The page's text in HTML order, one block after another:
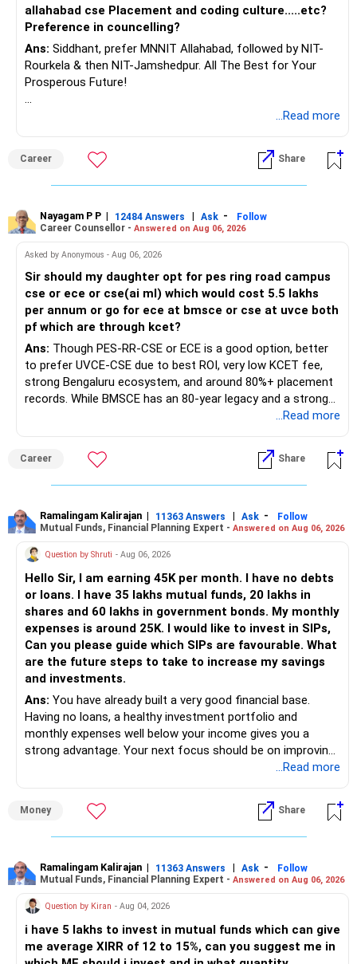
allahabad cse Placement and coding culture.....etc?
Preference in councelling?
Ans: Siddhant, prefer MNNIT Allahabad, followed by NIT-
Rourkela & then NIT-Jamshedpur. All The Best for Your
Prosperous Future!
Follow RediffGURUS to Know More on 'Careers | Money |
...Read more
Career Share
Nayagam P P | 12484 Answers | Ask -
Follow
Career Counsellor - Answered on Aug 06, 2026
Asked by Anonymous - Aug 06, 2026
Sir should my daughter opt for pes ring road campus
cse or ece or cse(ai ml) which would cost 5.5 lakhs
per annum or go for ece at bmsce or cse at uvce both
pf which are through kcet?
Ans: Though PES-RR-CSE or ECE is a good option, better
to prefer UVCE-CSE due to best ROI, very low KCET fee,
strong Bengaluru ecosystem, and around 80%+ placement
records. While BMSCE has an 80-year legacy and a strong
alumni network, you should carefully weigh the ECE branch
numbers may impact the individual attention and
placement opportunities compared to previous years,
making it a potentially lower priority on your list. All The
Follow RediffGURUS to Know More on 'Careers | Money |
Health | Relationships'.
...Read more
Career Share
Ramalingam Kalirajan | 11363 Answers | Ask -
Follow
Mutual Funds, Financial Planning Expert - Answered on Aug 06, 2026
Question by Shruti - Aug 06, 2026
Hello Sir, I am earning 45K per month. I have no debts
or loans. I have 35 lakhs mutual funds, 20 lakhs in
shares and 60 lakhs in government bonds. My monthly
expenses is around 25K. I would like to invest in SIPs,
Can you please guide which SIPs are favourable. What
are the future steps to take to increase my savings
and investments.
Ans: You have already built a very good financial base.
Having no loans, a healthy investment portfolio and
monthly expenses well below your income gives you a
strong advantage. Your next focus should be on improving
long-term wealth through disciplined SIPs and regular
» My Assessment
– Mutual funds of Rs.35 lakhs provide long-term growth.
– Shares worth Rs.20 lakhs can create wealth if the
portfolio quality is good.
...Read more
Money Share
Ramalingam Kalirajan | 11363 Answers | Ask -
Follow
Mutual Funds, Financial Planning Expert - Answered on Aug 06, 2026
Question by Kiran - Aug 04, 2026
i have 5 lakhs to invest in mutual funds which can give
me average XIRR of 12 to 15%, can you suggest me in